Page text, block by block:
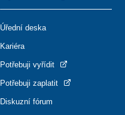
Úřední deska
Kariéra
Potřebuji vyřídit
Potřebuji zaplatit
Diskuzní fórum